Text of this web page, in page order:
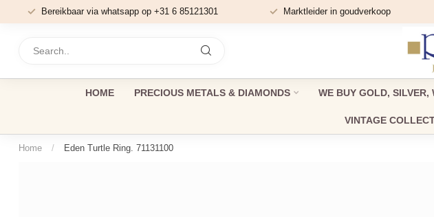
Bereikbaar via whatsapp op +31 6 85121301 Marktleider in goudverkoop
HOME PRECIOUS METALS & DIAMONDS WE BUY GOLD, SILVER,
VINTAGE
Home / Eden Turtle Ring. 71131100